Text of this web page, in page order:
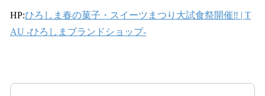
HP:ひろしま春の菓子・スイーツまつり大試食祭開催‼ | T
AU -ひろしまブランドショップ-